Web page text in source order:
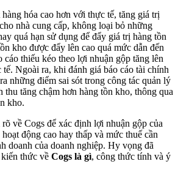
hóa cao hơn với thực tế, tăng giá trị
nhà cung cấp, không loại bỏ những
quá hạn sử dụng để đẩy giá trị hàng tồn
kho được đẩy lên cao quá mức dẫn đến
cáo thiếu kéo theo lợi nhuận gộp tăng lên
Ngoài ra, khi đánh giá báo cáo tài chính
những điểm sai sót trong công tác quản lý
thu tăng chậm hơn hàng tồn kho, thông qua
kho.
về Cogs để xác định lợi nhuận gộp của
động cao hay thấp và mức thuế cần
doanh của doanh nghiệp. Hy vọng đã
thức về Cogs là gì, công thức tính và ý